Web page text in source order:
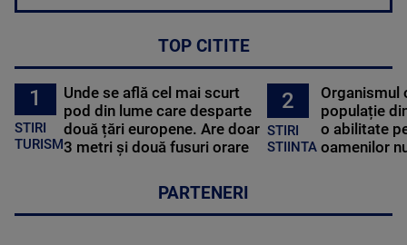
TOP CITITE
1
STIRI
TURISM
Unde se află cel mai scurt
pod din lume care desparte
două țări europene. Are doar
3 metri și două fusuri orare
2
STIRI
STIINTA
Organismul
populație
o abilitate
oamenilor
PARTENERI